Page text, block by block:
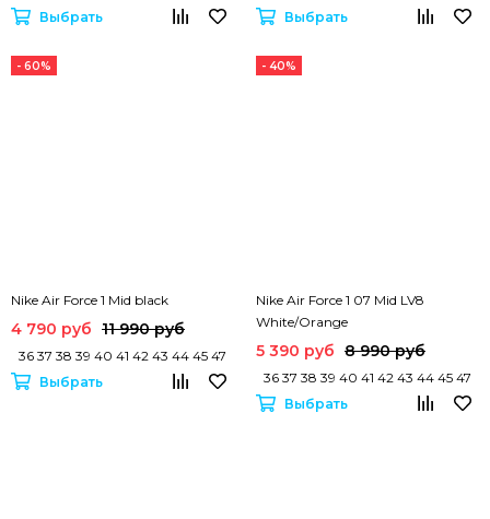
Выбрать
Выбрать
- 60%
Nike Air Force 1 Mid black
4 790 руб 11 990 руб
36 37 38 39 40 41 42 43 44 45 47
Выбрать
- 40%
Nike Air Force 1 07 Mid LV8
White/Orange
5 390 руб 8 990 руб
36 37 38 39 40 41 42 43 44 45 47
Выбрать